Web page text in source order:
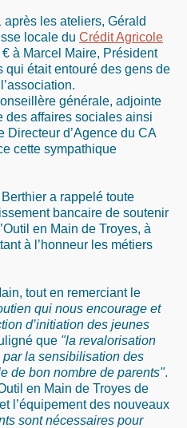
les ateliers, Gérald
locale du Crédit Agricole
à Marcel Maire, Président
qui était entouré des gens de
générale, adjointe
des affaires sociales ainsi
Directeur d’Agence du CA
cette sympathique
a rappelé toute
bancaire de soutenir
en Main de Troyes, à
à l’honneur les métiers
tout en remerciant le
qui nous encourage et
d’initiation des jeunes
que "la revalorisation
la sensibilisation des
de bon nombre de parents".
en Main de Troyes de
l’équipement des nouveaux
sont nécessaires pour